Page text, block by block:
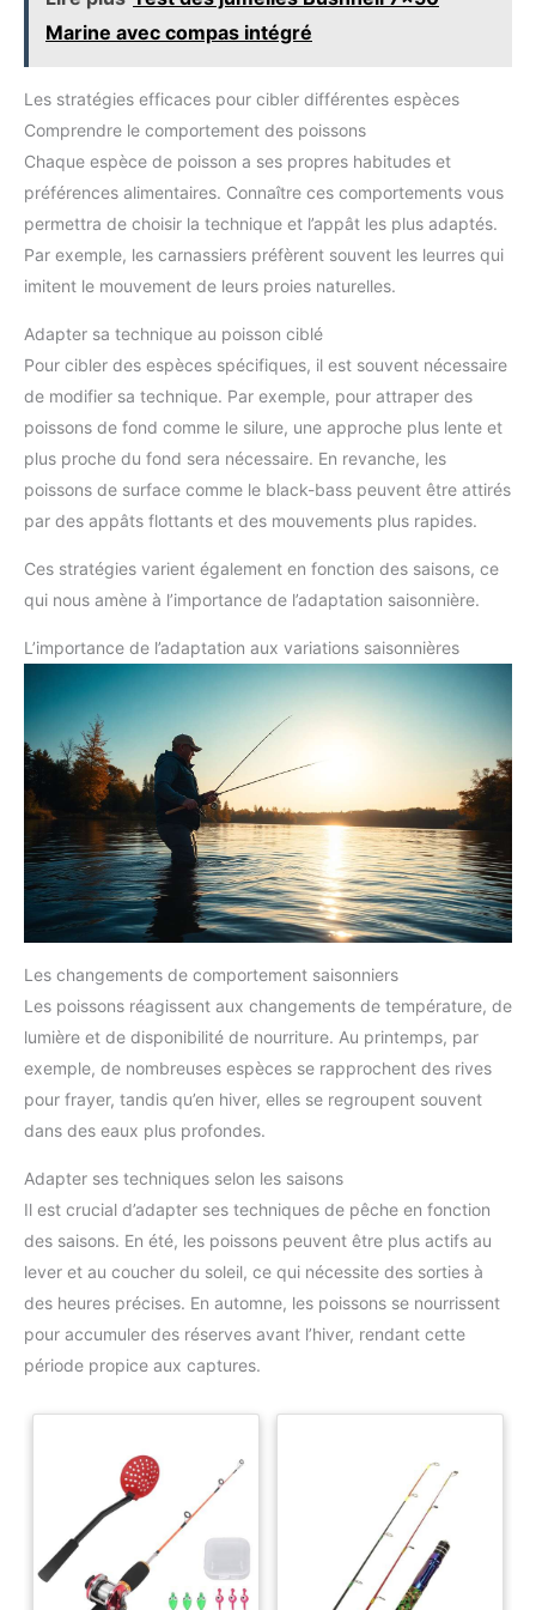
complémentaire de votre canne a peche et canne a peche
truite. Portable et pratique：Tous les leurre de peche et
hameçons sont rangés dans une pochette compacte, facile à
article de peche pour toute sortie de leurre peche carnassier.
Marine avec compas intégré
Les stratégies efficaces pour cibler différentes espèces
Comprendre le comportement des poissons
Chaque espèce de poisson a ses propres habitudes et
préférences alimentaires. Connaître ces comportements vous
permettra de choisir la technique et l’appât les plus adaptés.
Par exemple, les carnassiers préfèrent souvent les leurres qui
imitent le mouvement de leurs proies naturelles.
Adapter sa technique au poisson ciblé
Pour cibler des espèces spécifiques, il est souvent nécessaire
de modifier sa technique. Par exemple, pour attraper des
poissons de fond comme le silure, une approche plus lente et
plus proche du fond sera nécessaire. En revanche, les
poissons de surface comme le black-bass peuvent être attirés
par des appâts flottants et des mouvements plus rapides.
Ces stratégies varient également en fonction des saisons, ce
qui nous amène à l’importance de l’adaptation saisonnière.
L’importance de l’adaptation aux variations saisonnières
Les changements de comportement saisonniers
Les poissons réagissent aux changements de température, de
lumière et de disponibilité de nourriture. Au printemps, par
exemple, de nombreuses espèces se rapprochent des rives
pour frayer, tandis qu’en hiver, elles se regroupent souvent
dans des eaux plus profondes.
Adapter ses techniques selon les saisons
Il est crucial d’adapter ses techniques de pêche en fonction
des saisons. En été, les poissons peuvent être plus actifs au
lever et au coucher du soleil, ce qui nécessite des sorties à
des heures précises. En automne, les poissons se nourrissent
pour accumuler des réserves avant l’hiver, rendant cette
période propice aux captures.